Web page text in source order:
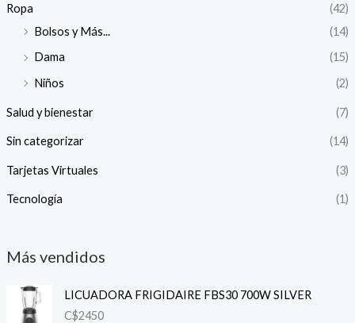
Ropa
(42)
Bolsos y Más...
(14)
Dama
(15)
Niños
(2)
Salud y bienestar (7)
Sin categorizar (14)
Tarjetas Virtuales (3)
Tecnología (1)
Más vendidos
LICUADORA FRIGIDAIRE FBS30 700W SILVER
C$2450